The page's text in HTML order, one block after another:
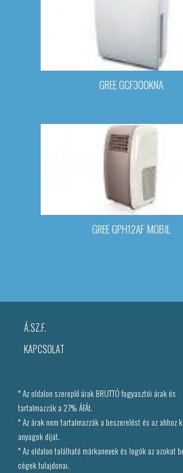
GREE GCF300KNA
GREE GPH12AF MOBIL
Á.SZ.F.
KAPCSOLAT
* Az oldalon szereplő árak BRUTTÓ fogyasztói árak és
tartalmazzák a 27% ÁFÁt.
* Az árak nem tartalmazzák a beszerelést és az ahhoz
anyagok díját.
* Az oldalon található márkanevek és logók az azokat
cégek tulajdonai.